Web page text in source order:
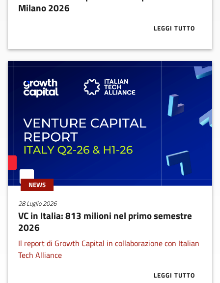
Milano 2026
LEGGI TUTTOABOUT ECCO
NEWS
28 Luglio 2026
VC in Italia: 813 milioni nel primo semestre
2026
Il report di Growth Capital in collaborazione con Italian
Tech Alliance
LEGGI TUTTOABOUT VC IN